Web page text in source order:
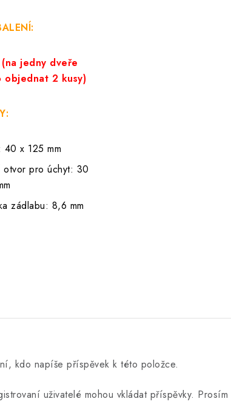
(na jedny dveře
objednat 2 kusy)
40 x 125 mm
otvor pro úchyt: 30
zádlabu: 8,6 mm
kdo napíše příspěvek k této položce.
uživatelé mohou vkládat příspěvky. Prosím